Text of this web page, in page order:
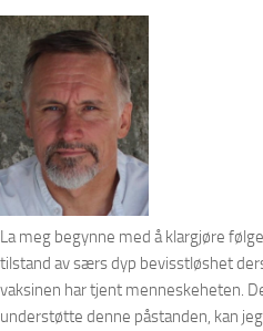
La meg begynne med å klargjøre
tilstand av særs dyp bevisstløshet
vaksinen har tjent menneskeheten.
understøtte denne påstanden, kan